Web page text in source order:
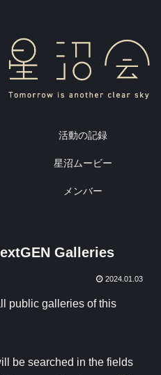
活動の記録
星沼ムービー
メンバー
Galleries
2024.01.03
public galleries of this
be searched in the fields